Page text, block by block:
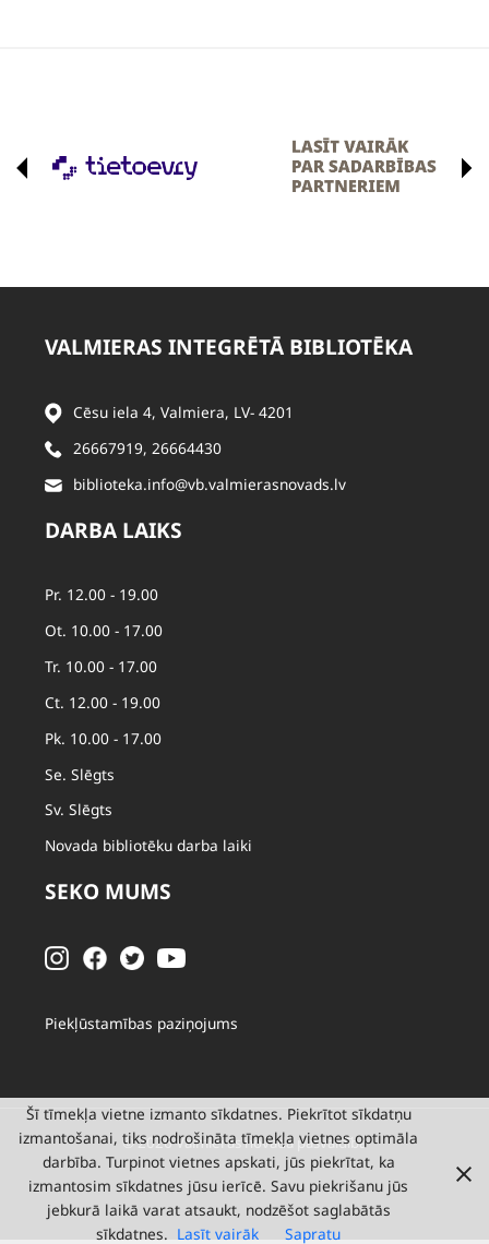
VALMIERAS INTEGRĒTĀ BIBLIOTĒKA
Cēsu iela 4, Valmiera, LV- 4201
26667919, 26664430
biblioteka.info@vb.valmierasnovads.lv
DARBA LAIKS
Pr. 12.00 - 19.00
Ot. 10.00 - 17.00
Tr. 10.00 - 17.00
Ct. 12.00 - 19.00
Pk. 10.00 - 17.00
Se. Slēgts
Sv. Slēgts
Novada bibliotēku darba laiki
SEKO MUMS
Piekļūstamības paziņojums
© 2026 Valmieras novada pašvaldība
Šī tīmekļa vietne izmanto sīkdatnes. Piekrītot sīkdatņu
izmantošanai, tiks nodrošināta tīmekļa vietnes optimāla
darbība. Turpinot vietnes apskati, jūs piekrītat, ka
izmantosim sīkdatnes jūsu ierīcē. Savu piekrišanu jūs
jebkurā laikā varat atsaukt, nodzēšot saglabātās
sīkdatnes. Lasīt vairāk Sapratu